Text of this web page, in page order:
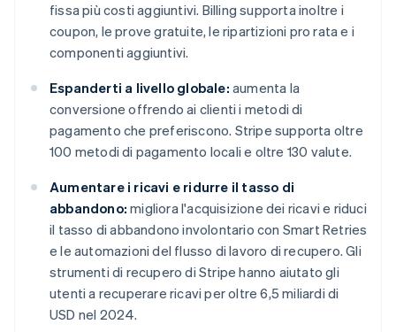
fissa più costi aggiuntivi. Billing supporta inoltre i
coupon, le prove gratuite, le ripartizioni pro rata e i
componenti aggiuntivi.
Espanderti a livello globale: aumenta la
conversione offrendo ai clienti i metodi di
pagamento che preferiscono. Stripe supporta oltre
100 metodi di pagamento locali e oltre 130 valute.
Aumentare i ricavi e ridurre il tasso di
abbandono: migliora l'acquisizione dei ricavi e riduci
il tasso di abbandono involontario con Smart Retries
e le automazioni del flusso di lavoro di recupero. Gli
strumenti di recupero di Stripe hanno aiutato gli
utenti a recuperare ricavi per oltre 6,5 miliardi di
USD nel 2024.